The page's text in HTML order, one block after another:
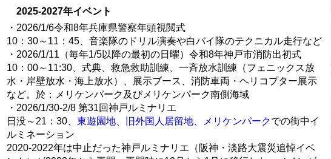
2025-2027年イベント
・2026/1/6令和8年兵庫県警察年頭視閲式
10：30～11：45、音楽隊のドリル演奏や白バイ隊のテクニカル走行など
・2026/1/11（毎年1/5以降の最初の日曜）令和8年神戸市消防出初式
10：00～11:30、式典、救急救助訓練、一斉放水訓練（フェニックス放
水・岸壁放水・海上放水）、展示ブース、消防車両・ヘリコプター展示
など。於：メリケンパーク及びメリケンパーク南側海域
・2026/1/30-2/8 第31回神戸ルミナリエ
日没～21：30、 東遊園地、 旧外国人居留地、 メリケンパークでの街中イ
ルミネーション
2020-2022年は中止だった神戸ルミナリエ（阪神・淡路大震災追悼イベ